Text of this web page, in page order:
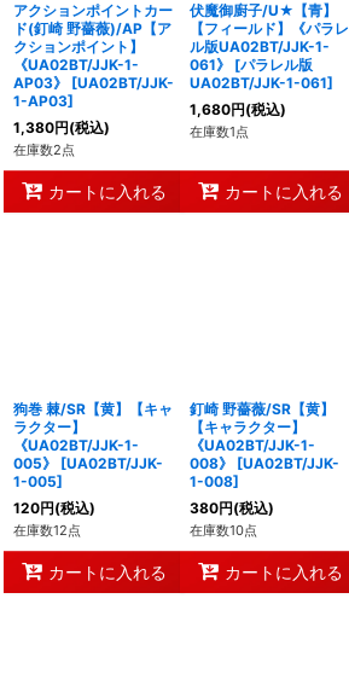
アクションポイントカー
ド(釘崎 野薔薇)/AP【ア
クションポイント】
《UA02BT/JJK-1-
AP03》
[UA02BT/JJK-
1-AP03]
1,380円(税込)
在庫数2点
カートに入れる
伏魔御廚子/U★【青】
【フィールド】《パラレ
ル版UA02BT/JJK-1-
061》
[パラレル版
UA02BT/JJK-1-061]
1,680円(税込)
在庫数1点
カートに入れる
狗巻 棘/SR【黄】【キャ
ラクター】
《UA02BT/JJK-1-
005》
[UA02BT/JJK-
1-005]
120円(税込)
在庫数12点
カートに入れる
釘崎 野薔薇/SR【黄】
【キャラクター】
《UA02BT/JJK-1-
008》
[UA02BT/JJK-
1-008]
380円(税込)
在庫数10点
カートに入れる